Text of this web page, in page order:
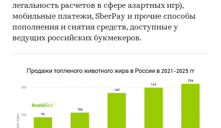
таможенным пошлинам, налогам, а также
субсидиям и другим формам
стимулирования на рынке
на основе макропараметров и факторов для
будущих проектов компаний, с поправкой
на мнение экспертов и представителей
компаний.
легальность расчетов в сфере азартных игр),
мобильные платежи, SberPay и прочие способы
пополнения и снятия средств, доступные у
ведущих российских букмекеров.